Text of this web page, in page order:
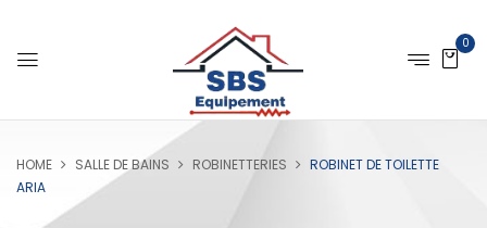
0
HOME SALLE DE BAINS ROBINETTERIES
ROBINET DE TOILETTE
ARIA